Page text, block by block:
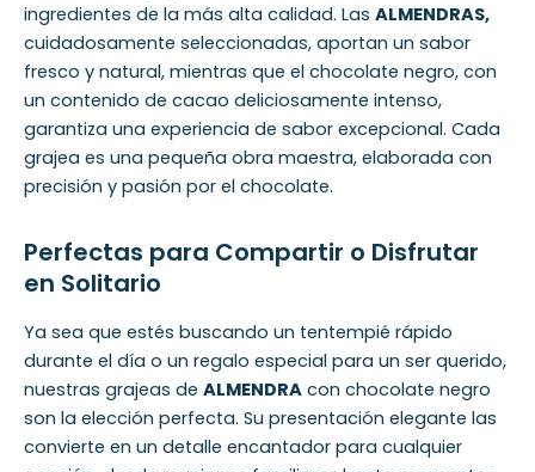
ingredientes de la más alta calidad. Las ALMENDRAS,
cuidadosamente seleccionadas, aportan un sabor
fresco y natural, mientras que el chocolate negro, con
un contenido de cacao deliciosamente intenso,
garantiza una experiencia de sabor excepcional. Cada
grajea es una pequeña obra maestra, elaborada con
precisión y pasión por el chocolate.
Perfectas para Compartir o Disfrutar
en Solitario
Ya sea que estés buscando un tentempié rápido
durante el día o un regalo especial para un ser querido,
nuestras grajeas de ALMENDRA con chocolate negro
son la elección perfecta. Su presentación elegante las
convierte en un detalle encantador para cualquier